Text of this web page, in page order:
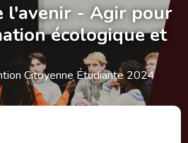
l'avenir - Agir pour
écologique et
Citoyenne Étudiante 2024